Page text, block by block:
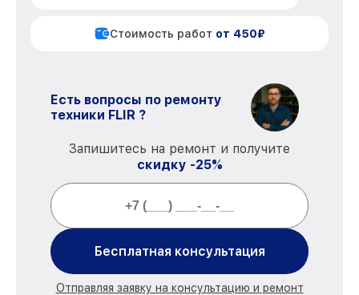
Стоимость работ от 450₽
Есть вопросы по ремонту
техники FLIR ?
Запишитесь на ремонт и получите
скидку -25%
Бесплатная консультация
Отправляя заявку на консультацию и ремонт